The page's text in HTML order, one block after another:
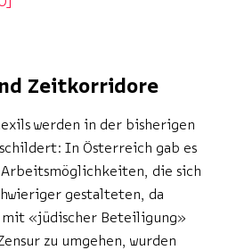
Zeitkorridore
werden in der bisherigen
In Österreich gab es
Arbeitsmöglichkeiten, die sich
gestalteten, da
mit «jüdischer Beteiligung»
zu umgehen, wurden